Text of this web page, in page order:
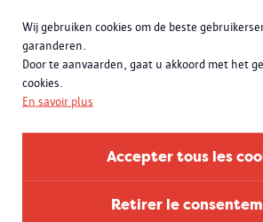
Wij gebruiken cookies om de beste
garanderen.
Door te aanvaarden, gaat u akkoord met het
cookies.
En savoir plus
Accepter tous les
Retirer le